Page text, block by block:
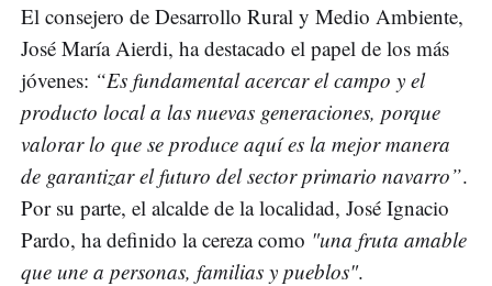
El consejero de Desarrollo Rural y Medio Ambiente,
José María Aierdi, ha destacado el papel de los más
jóvenes: “Es fundamental acercar el campo y el
producto local a las nuevas generaciones, porque
valorar lo que se produce aquí es la mejor manera
de garantizar el futuro del sector primario navarro”.
Por su parte, el alcalde de la localidad, José Ignacio
Pardo, ha definido la cereza como "una fruta amable
que une a personas, familias y pueblos".